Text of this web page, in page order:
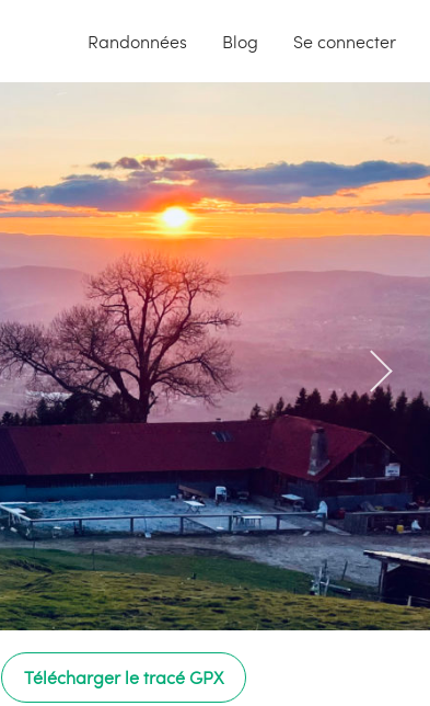
Randonnées Blog Se connecter
Télécharger le tracé GPX